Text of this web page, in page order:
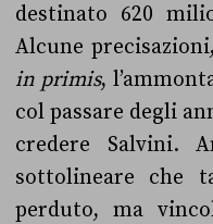
destinato 620
Alcune
in primis,
col passare degli
credere Salvini.
sottolineare che
perduto, ma